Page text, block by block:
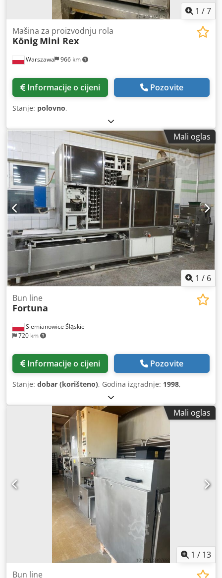
1 /7
Warszawa 966 km
Mašina za proizvodnju rola
König Mini Rex
Informacije o cijeni Pozovite
Stanje: polovno,
Mali oglas
1 / 6
Siemianowice Śląskie
720 km
Bun line
Fortuna
Informacije o cijeni Pozovite
Stanje: dobar (korišteno), Godina izgradnje: 1998,
Mali oglas
1 / 13
Bun line